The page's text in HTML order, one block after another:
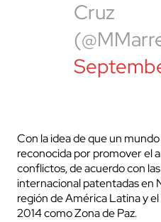
Cruz
Con la idea de que un
reconocida por promover el
conflictos, de acuerdo con
internacional patentadas en
región de América Latina y
2014 como Zona de Paz.